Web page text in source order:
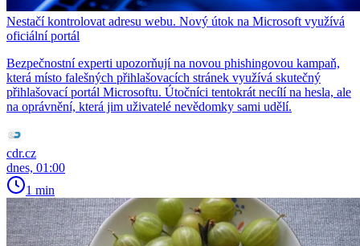
Nestačí kontrolovat adresu webu. Nový útok na Microsoft využívá
oficiální portál
Bezpečnostní experti upozorňují na novou phishingovou kampaň,
která místo falešných přihlašovacích stránek využívá skutečný
přihlašovací portál Microsoftu. Útočníci tentokrát necílí na hesla, ale
na oprávnění, která jim uživatelé nevědomky sami udělí.
cdr.cz
dnes, 01:00
1 min